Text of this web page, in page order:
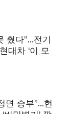
췄다”…전기
대차 ‘이 모
면 승부”…현